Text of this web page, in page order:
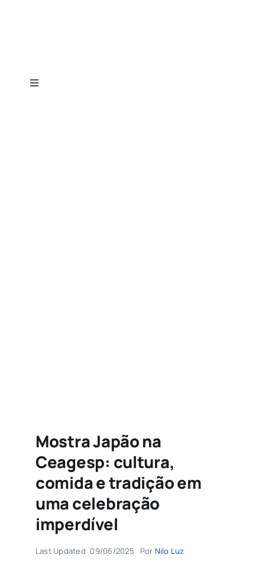
Toggle
Mostra Japão na
Ceagesp: cultura,
comida e tradição em
uma celebração
imperdível
Last Updated: 09/06/2025 Por Nilo Luz